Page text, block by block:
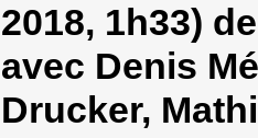
2018, 1h33)
avec Denis
Drucker,